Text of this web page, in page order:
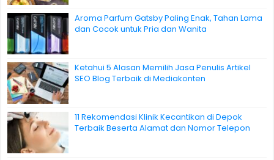
Aroma Parfum Gatsby Paling Enak, Tahan Lama
dan Cocok untuk Pria dan Wanita
Ketahui 5 Alasan Memilih Jasa Penulis Artikel
SEO Blog Terbaik di Mediakonten
11 Rekomendasi Klinik Kecantikan di Depok
Terbaik Beserta Alamat dan Nomor Telepon